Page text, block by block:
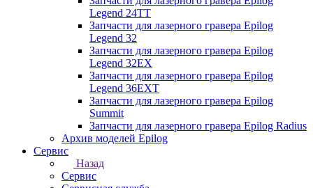
Legend 24TT
Запчасти для лазерного гравера Epilog
Legend 32
Запчасти для лазерного гравера Epilog
Legend 32EX
Запчасти для лазерного гравера Epilog
Legend 36EXT
Запчасти для лазерного гравера Epilog
Summit
Запчасти для лазерного гравера Epilog Radius
Архив моделей Epilog
Сервис
Назад
Сервис